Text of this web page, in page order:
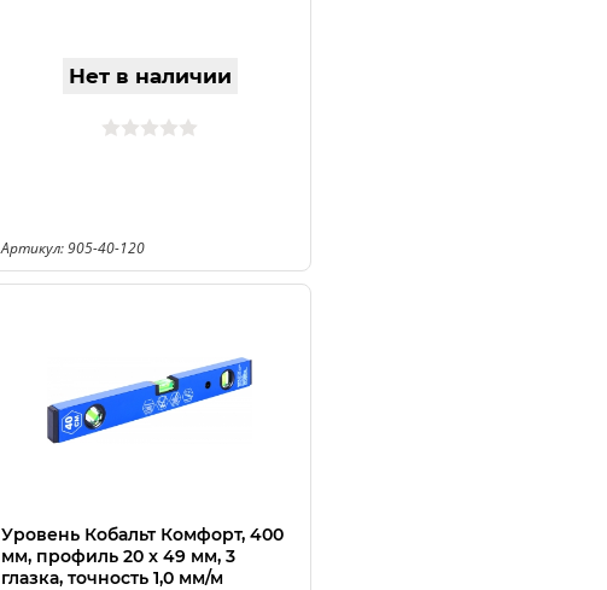
Нет в наличии
Артикул: 905-40-120
Уровень Кобальт Комфорт, 400
мм, профиль 20 x 49 мм, 3
глазка, точность 1,0 мм/м